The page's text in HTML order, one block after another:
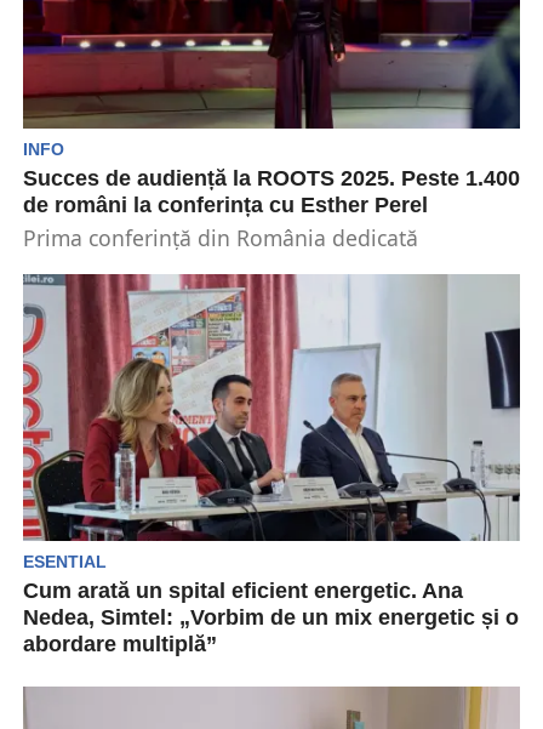
INFO
Succes de audiență la ROOTS 2025. Peste 1.400
de români la conferința cu Esther Perel
Prima conferință din România dedicată
autocunoașterii, ROOTS – Search for Self, a...
ESENTIAL
Cum arată un spital eficient energetic. Ana
Nedea, Simtel: „Vorbim de un mix energetic și o
abordare multiplă”
eficientizăm sistemul sanitar din România” s-a